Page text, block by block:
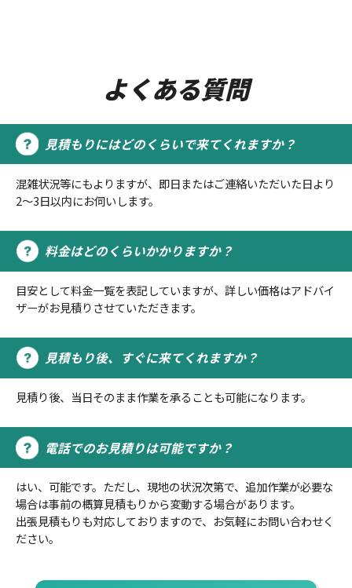
よくある質問
見積もりにはどのくらいで来てくれますか？
混雑状況等にもよりますが、即日またはご連絡いただいた日より
2～3日以内にお伺いします。
料金はどのくらいかかりますか？
目安として料金一覧を表記していますが、詳しい価格はアドバイ
ザーがお見積りさせていただきます。
見積もり後、すぐに来てくれますか？
見積り後、当日そのまま作業を承ることも可能になります。
電話でのお見積りは可能ですか？
はい、可能です。ただし、現地の状況次第で、追加作業が必要な
場合は事前の概算見積もりから変動する場合があります。
出張見積もりも対応しておりますので、お気軽にお問い合わせく
ださい。